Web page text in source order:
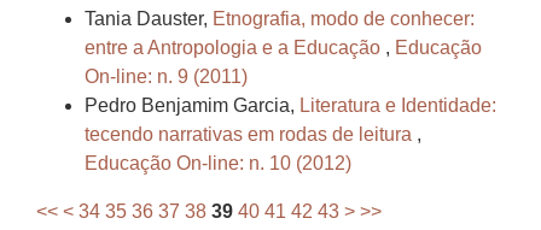
Tania Dauster, Etnografia, modo de conhecer:
entre a Antropologia e a Educação , Educação
On-line: n. 9 (2011)
Pedro Benjamim Garcia, Literatura e Identidade:
tecendo narrativas em rodas de leitura ,
Educação On-line: n. 10 (2012)
<< < 34 35 36 37 38 39 40 41 42 43 > >>